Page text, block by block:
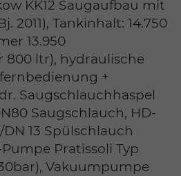
KK12 Saugaufbau mit
2011), Tankinhalt: 14.750
13.950
800 ltr), hydraulische
+
Saugschlauchhaspel
Saugschlauch, HD-
13 Spülschlauch
Pratissoli Typ
Vakuumpumpe